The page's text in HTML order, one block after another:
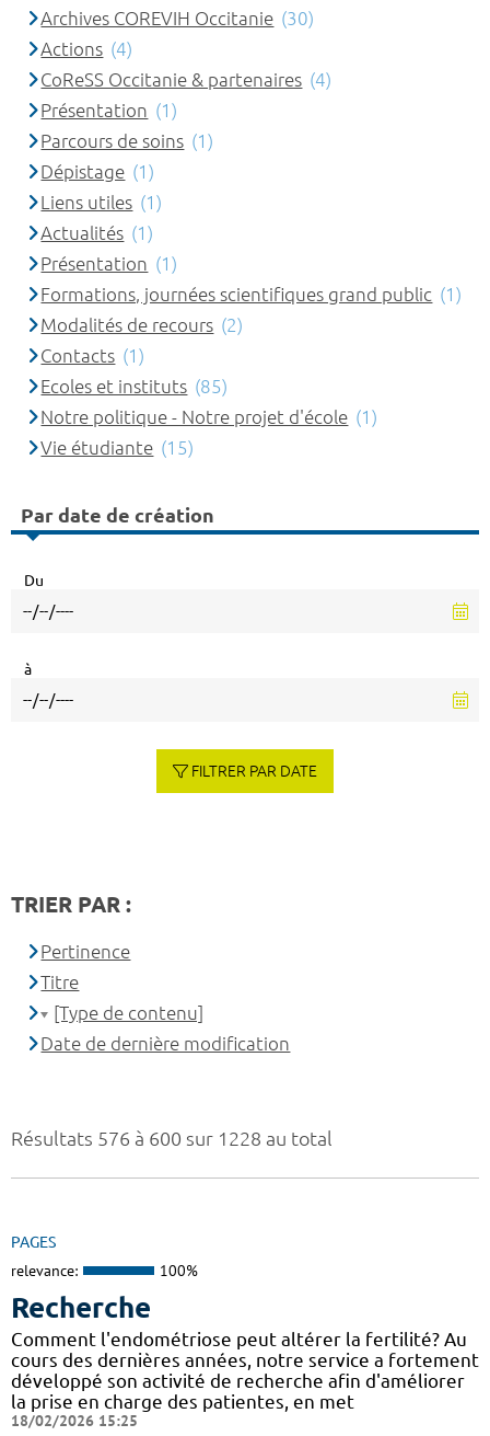
Résultats 576 à 600 sur 1228 au total
PAGES
relevance: 100%
Recherche
Comment l'endométriose peut altérer la fertilité? Au
cours des dernières années, notre service a fortement
développé son activité de recherche afin d'améliorer
la prise en charge des patientes, en met
18/02/2026 15:25
Archives COREVIH Occitanie (30)
Actions (4)
CoReSS Occitanie & partenaires (4)
Présentation (1)
Parcours de soins (1)
Dépistage (1)
Liens utiles (1)
Actualités (1)
Présentation (1)
Formations, journées scientifiques grand public (1)
Modalités de recours (2)
Contacts (1)
Ecoles et instituts (85)
Notre politique - Notre projet d'école (1)
Vie étudiante (15)
Par date de création
Du
à
FILTRER PAR DATE
TRIER PAR :
Pertinence
Titre
[Type de contenu]
Date de dernière modification